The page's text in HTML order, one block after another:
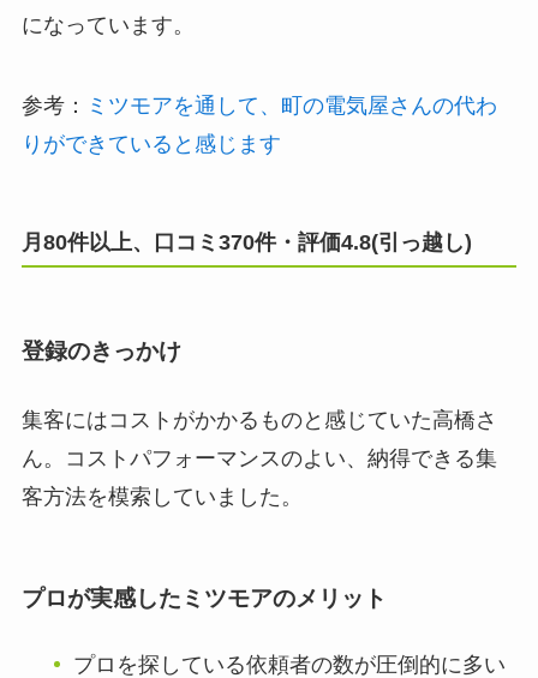
になっています。
参考： ミツモアを通して、町の電気屋さんの代わ
りができていると感じます
月80件以上、口コミ370件・評価4.8(引っ越し)
登録のきっかけ
集客にはコストがかかるものと感じていた高橋さ
ん。コストパフォーマンスのよい、納得できる集
客方法を模索していました。
プロが実感したミツモアのメリット
プロを探している依頼者の数が圧倒的に多い